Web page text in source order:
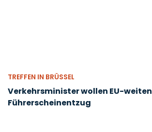
TREFFEN IN BRÜSSEL
Verkehrsminister wollen EU-weiten
Führerscheinentzug